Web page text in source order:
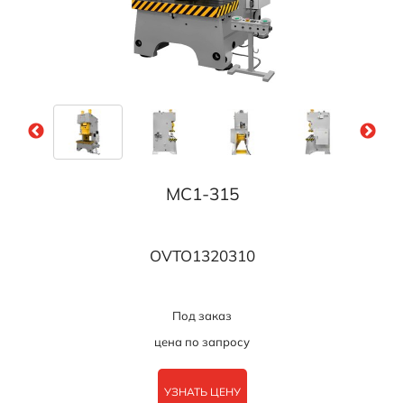
MC1-315
OVTO1320310
Под заказ
цена по запросу
УЗНАТЬ ЦЕНУ